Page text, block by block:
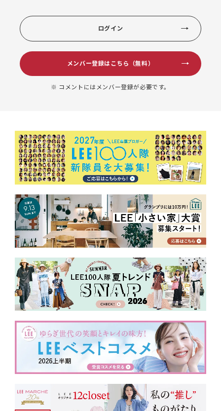
ログイン
メンバー登録はこちら（無料）
※ コメントにはメンバー登録が必要です。